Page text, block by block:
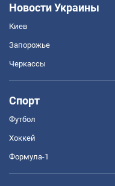
Новости Украины
Киев
Запорожье
Черкассы
Спорт
Футбол
Хоккей
Формула-1